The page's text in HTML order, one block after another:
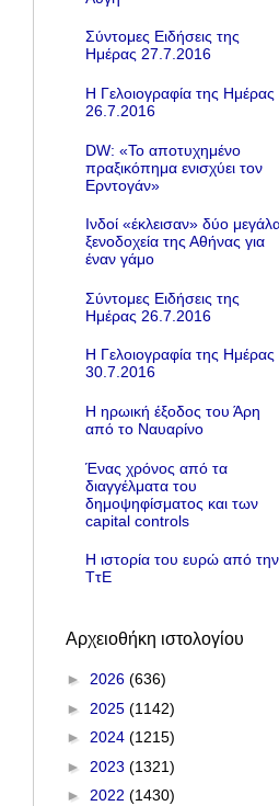
Σύντομες Ειδήσεις της
Ημέρας 27.7.2016
Η Γελοιογραφία της Ημέρας
26.7.2016
DW: «To αποτυχημένο
πραξικόπημα ενισχύει τον
Ερντογάν»
Ινδοί «έκλεισαν» δύο
ξενοδοχεία της Αθήνας για
έναν γάμο
Σύντομες Ειδήσεις της
Ημέρας 26.7.2016
Η Γελοιογραφία της Ημέρας
30.7.2016
Η ηρωική έξοδος του Άρη
από το Ναυαρίνο
Ένας χρόνος από τα
διαγγέλματα του
δημοψηφίσματος και των
capital controls
Η ιστορία του ευρώ από την
ΤτΕ
Αρχειοθήκη ιστολογίου
► 2026 (636)
► 2025 (1142)
► 2024 (1215)
► 2023 (1321)
► 2022 (1430)